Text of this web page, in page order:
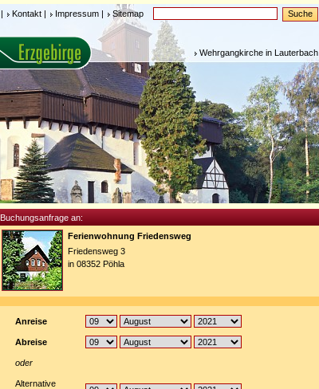
| Kontakt | Impressum | Sitemap
Wehrgangkirche in Lauterbach
Buchungsanfrage an:
Ferienwohnung Friedensweg
Friedensweg 3
in 08352 Pöhla
Anreise
Abreise
oder
Alternative